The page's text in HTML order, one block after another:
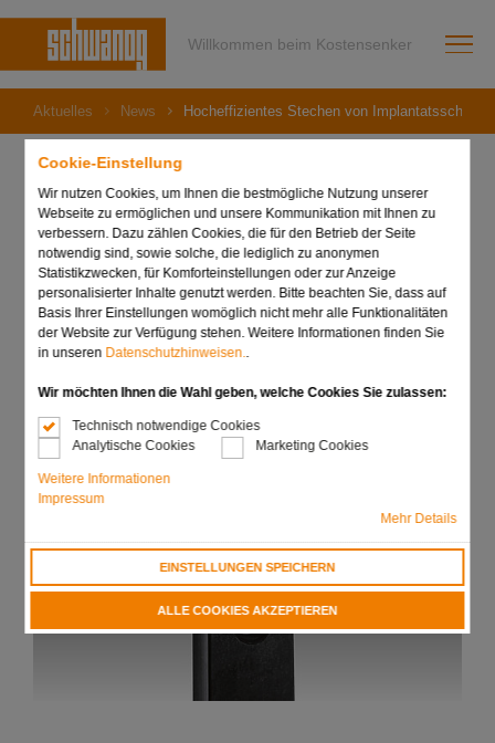
Cookie-Einstellung
Wir nutzen Cookies, um Ihnen die bestmögliche Nutzung unserer
Webseite zu ermöglichen und unsere Kommunikation mit Ihnen zu
verbessern. Dazu zählen Cookies, die für den Betrieb der Seite
notwendig sind, sowie solche, die lediglich zu anonymen
Statistikzwecken, für Komforteinstellungen oder zur Anzeige
personalisierter Inhalte genutzt werden. Bitte beachten Sie, dass auf
Basis Ihrer Einstellungen womöglich nicht mehr alle Funktionalitäten
der Website zur Verfügung stehen. Weitere Informationen finden Sie
in unseren Datenschutzhinweisen..
Wir möchten Ihnen die Wahl geben, welche Cookies Sie zulassen:
Technisch notwendige Cookies
Analytische Cookies
Marketing Cookies
Weitere Informationen
Impressum
Mehr Details
EINSTELLUNGEN SPEICHERN
ALLE COOKIES AKZEPTIEREN
Willkommen beim Kostensenker
Aktuelles News Hocheffizientes Stechen von
15. September 2020
Hocheffizientes Stechen
von
Implantatsschraubköpfen!